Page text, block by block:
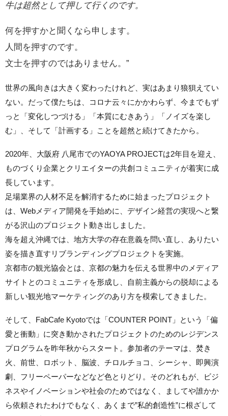
牛は超然として押して行くのです。
何を押すかと聞くなら申します。
人間を押すのです。
文士を押すのではありません。”
世界の風向きは大きく変わったけれど、実はあまり狼狽えてい
ない。だって僕たちは、コロナ云々にかかわらず、今までもず
っと「変化しつづける」「本質にむきあう」「ノイズを楽し
む」、そして「計画する」ことを超然と続けてきたから。
2020年、大阪府 八尾市でのYAOYA PROJECTは2年目を迎え、
ものづくり企業とクリエイターの共創コミュニティが着実に成
長しています。
足場業界の人材不足を解消するために始まったプロジェクト
は、Webメディア開発を手始めに、デザイン経営の実現へと繋
がる沢山のプロジェクト動き出しました。
海を超え沖縄では、地方大学の存在意義を問い直し、ありたい
姿を描き直すリブランディングプロジェクトを実施。
京都市の観光協会とは、京都の魅力を伝える世界中のメディア
サイトとのコミュニティを形成し、自前主義からの脱却による
新しい観光地マーケティングのあり方を模索してきました。
そして、FabCafe Kyotoでは「COUNTER POINT」という「偏
愛と衝動」に突き動かされたプロジェクトのためのレジデンス
プログラムを昨年秋からスタート。参加者のテーマは、焚き
火、前世、ロボット、脳波、チロルチョコ、シーシャ、即興演
劇、フリーペーパーなどなど色とりどり。そのどれもが、ビジ
ネスやイノベーションや社会のためではなく、ましてや誰かか
ら依頼されたわけでもなく、あくまで”私的創造性”に根ざして